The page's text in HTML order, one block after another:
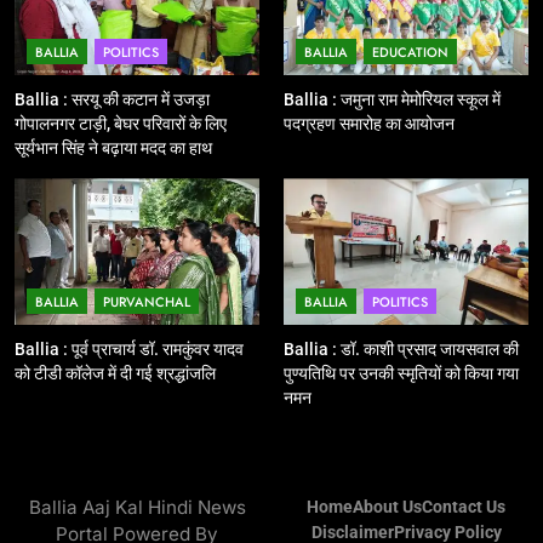
झंडी
11
बिहार विस चुनाव : सभी 90 हजार 712
बूथों से लाइव वेब कास्टिंग की तैयारी
NATIONAL
12
Ballia : बलिया रेलवे स्टेशन का अपर
महाप्रबंधक ने किया निरीक्षण
BALLIA NATIONAL
13
BALLIA POLITICS
Ballia : सरयू की कटान में उजड़ा
गोपालनगर टाड़ी, बेघर परिवारों के लिए
सूर्यभान सिंह ने बढ़ाया मदद का हाथ
BALLIA EDUCATION
Ballia : जमुना राम मेमोरियल स्कूल में
पदग्रहण समारोह का आयोजन
BALLIA PURVANCHAL
Ballia : पूर्व प्राचार्य डॉ. रामकुंवर यादव
को टीडी कॉलेज में दी गई श्रद्धांजलि
BALLIA POLITICS
Ballia : डॉ. काशी प्रसाद जायसवाल की
पुण्यतिथि पर उनकी स्मृतियों को किया गया
नमन
Ballia Aaj Kal Hindi News
Portal Powered By
HomeAbout UsContact Us
DisclaimerPrivacy Policy